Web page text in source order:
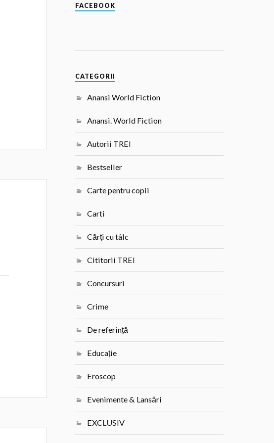
FACEBOOK
CATEGORII
Anansi World Fiction
Anansi. World Fiction
Autorii TREI
Bestseller
Carte pentru copii
Carti
Cărți cu tâlc
Cititorii TREI
Concursuri
Crime
De referință
Educație
Eroscop
Evenimente & Lansări
EXCLUSIV